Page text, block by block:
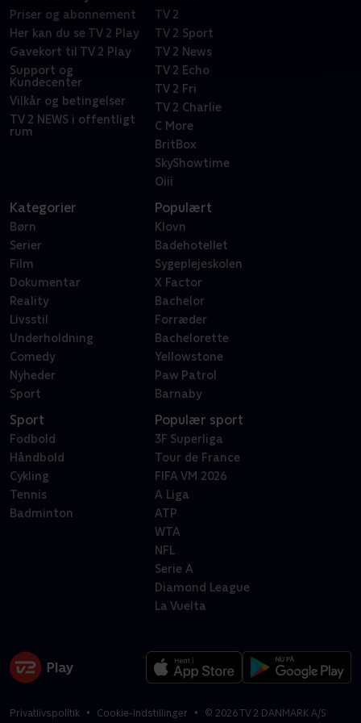
Priser og abonnement
Her kan du se TV 2 Play
Gavekort til TV 2 Play
Support og
Kundecenter
Vilkår og betingelser
TV 2 NEWS i offentligt
rum
TV 2
TV 2 Sport
TV 2 News
TV 2 Echo
TV 2 Fri
TV 2 Charlie
C More
BritBox
SkyShowtime
Oiii
Kategorier
Børn
Serier
Film
Dokumentar
Reality
Livsstil
Underholdning
Comedy
Nyheder
Sport
Populært
Klovn
Badehotellet
Sygeplejeskolen
X Factor
Bachelor
Forræder
Bachelorette
Yellowstone
Paw Patrol
Barnaby
Sport
Fodbold
Håndbold
Cykling
Tennis
Badminton
Populær sport
3F Superliga
Tour de France
FIFA VM 2026
A Liga
ATP
WTA
NFL
Serie A
Diamond League
La Vuelta
Privatlivspolitik Cookie-indstillinger © 2026TV 2 DANMARK A/S